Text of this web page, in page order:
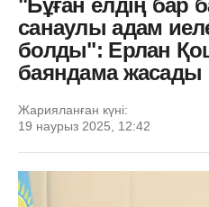
"Бұған елдің бар
санаулы адам
болды": Ерлан
баяндама жасады
Жарияланған күні:
19 наурыз 2025, 12:42